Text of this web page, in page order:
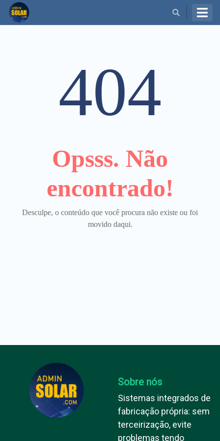
404
Opsss. Não
encontrado!
Desculpe, o conteúdo que você procura não existe ou foi
movido daqui.
Sobre nós
Sistemas integrados de
fabricação própria: sem
terceirização, evite
problemas tendo